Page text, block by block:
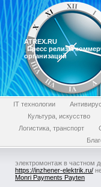
ATREX.RU
Пресс релизы
организаций
IT технологии
Культура, искусство
Логистика, транспорт
электромонтаж в частном
https://inzhener-elektrik.ru/
Monri Payments Payten